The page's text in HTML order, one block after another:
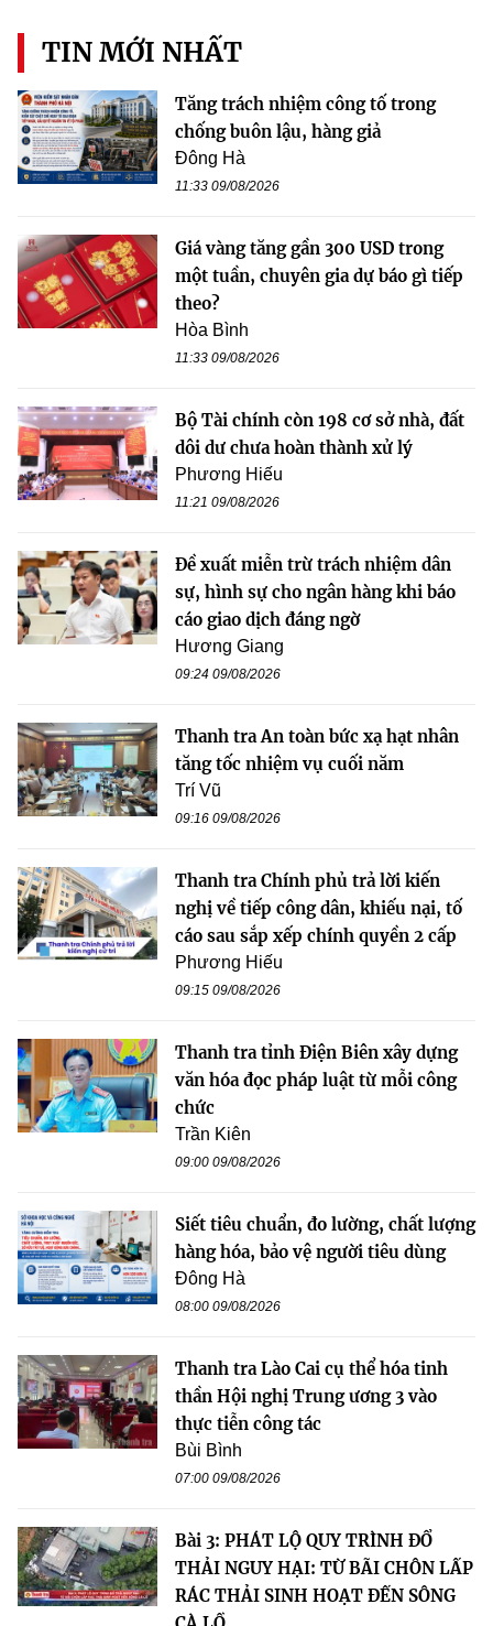
TIN MỚI NHẤT
Tăng trách nhiệm công tố trong
chống buôn lậu, hàng giả
Đông Hà
11:33 09/08/2026
Giá vàng tăng gần 300 USD trong
một tuần, chuyên gia dự báo gì tiếp
theo?
Hòa Bình
11:33 09/08/2026
Bộ Tài chính còn 198 cơ sở nhà, đất
dôi dư chưa hoàn thành xử lý
Phương Hiếu
11:21 09/08/2026
Đề xuất miễn trừ trách nhiệm dân
sự, hình sự cho ngân hàng khi báo
cáo giao dịch đáng ngờ
Hương Giang
09:24 09/08/2026
Thanh tra An toàn bức xạ hạt nhân
tăng tốc nhiệm vụ cuối năm
Trí Vũ
09:16 09/08/2026
Thanh tra Chính phủ trả lời kiến
nghị về tiếp công dân, khiếu nại, tố
cáo sau sắp xếp chính quyền 2 cấp
Phương Hiếu
09:15 09/08/2026
Thanh tra tỉnh Điện Biên xây dựng
văn hóa đọc pháp luật từ mỗi công
chức
Trần Kiên
09:00 09/08/2026
Siết tiêu chuẩn, đo lường, chất lượng
hàng hóa, bảo vệ người tiêu dùng
Đông Hà
08:00 09/08/2026
Thanh tra Lào Cai cụ thể hóa tinh
thần Hội nghị Trung ương 3 vào
thực tiễn công tác
Bùi Bình
07:00 09/08/2026
Bài 3: PHÁT LỘ QUY TRÌNH ĐỔ
THẢI NGUY HẠI: TỪ BÃI CHÔN LẤP
RÁC THẢI SINH HOẠT ĐẾN SÔNG